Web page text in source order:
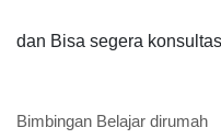
dan Bisa segera
Bimbingan Belajar dirumah